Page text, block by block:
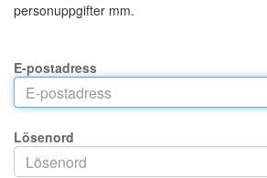
personuppgifter mm.
E-postadress
Lösenord